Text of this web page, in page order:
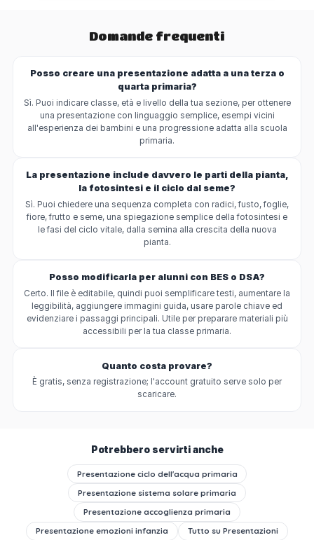
Domande frequenti
Posso creare una presentazione adatta a una terza o
quarta primaria?
Sì. Puoi indicare classe, età e livello della tua sezione, per ottenere
una presentazione con linguaggio semplice, esempi vicini
all'esperienza dei bambini e una progressione adatta alla scuola
primaria.
La presentazione include davvero le parti della pianta,
la fotosintesi e il ciclo dal seme?
Sì. Puoi chiedere una sequenza completa con radici, fusto, foglie,
fiore, frutto e seme, una spiegazione semplice della fotosintesi e
le fasi del ciclo vitale, dalla semina alla crescita della nuova
pianta.
Posso modificarla per alunni con BES o DSA?
Certo. Il file è editabile, quindi puoi semplificare testi, aumentare la
leggibilità, aggiungere immagini guida, usare parole chiave ed
evidenziare i passaggi principali. Utile per preparare materiali più
accessibili per la tua classe primaria.
Quanto costa provare?
È gratis, senza registrazione; l'account gratuito serve solo per
scaricare.
Potrebbero servirti anche
Presentazione ciclo dell'acqua primaria
Presentazione sistema solare primaria
Presentazione accoglienza primaria
Presentazione emozioni infanzia
Tutto su Presentazioni